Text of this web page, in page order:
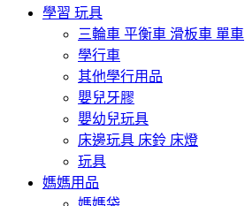
學習 玩具
三輪車 平衡車 滑板車 單車
學行車
其他學行用品
嬰兒牙膠
嬰幼兒玩具
床邊玩具 床鈴 床燈
玩具
媽媽用品